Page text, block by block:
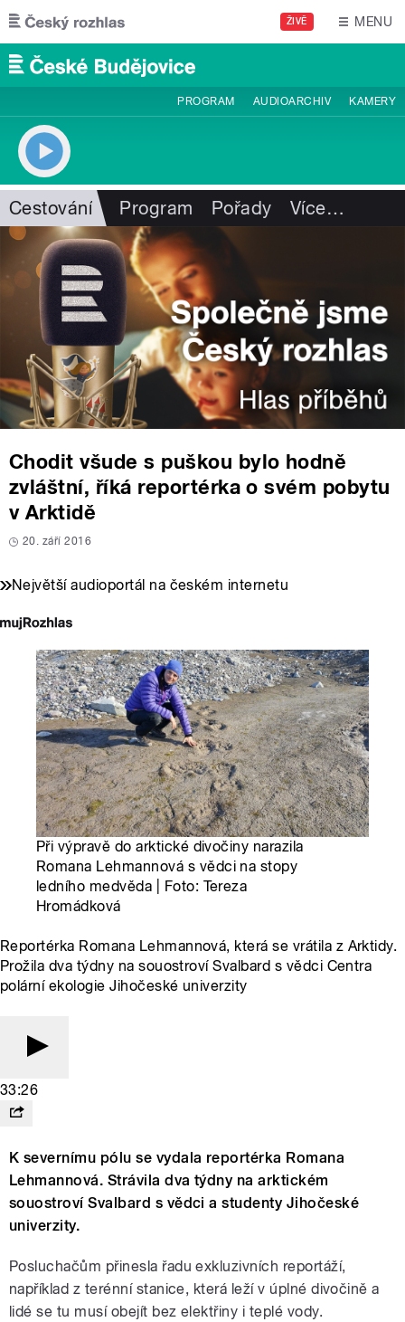
Přejít k hlavnímu obsahu
ŽIVĚ MENU
PROGRAM AUDIOARCHIV KAMERY
Cestování Program Pořady Více…
Chodit všude s puškou bylo hodně
zvláštní, říká reportérka o svém pobytu
v Arktidě
20. září 2016
Největší audioportál na českém internetu
Při výpravě do arktické divočiny narazila
Romana Lehmannová s vědci na stopy
ledního medvěda | Foto: Tereza
Hromádková
Reportérka Romana Lehmannová, která se vrátila z Arktidy.
Prožila dva týdny na souostroví Svalbard s vědci Centra
polární ekologie Jihočeské univerzity
33:26
K severnímu pólu se vydala reportérka Romana
Lehmannová. Strávila dva týdny na arktickém
souostroví Svalbard s vědci a studenty Jihočeské
univerzity.
Posluchačům přinesla řadu exkluzivních reportáží,
například z terénní stanice, která leží v úplné divočině a
lidé se tu musí obejít bez elektřiny i teplé vody.